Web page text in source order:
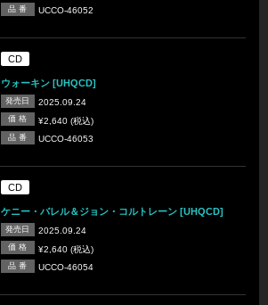
品 番 UCCO-46052
CD
ウォーキン [UHQCD]
発売日 2025.09.24
価 格 ¥2,640 (税込)
品 番 UCCO-46053
CD
ケニー・バレル＆ジョン・コルトレーン [UHQCD]
発売日 2025.09.24
価 格 ¥2,640 (税込)
品 番 UCCO-46054